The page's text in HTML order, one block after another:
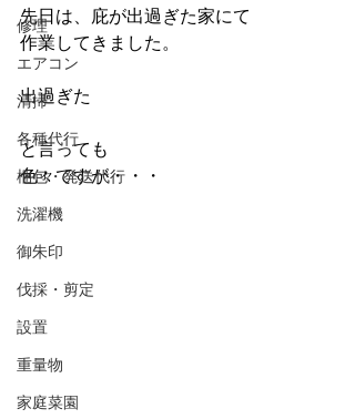
修理
エアコン
清掃
各種代行
梱包・発送代行
洗濯機
御朱印
伐採・剪定
設置
重量物
家庭菜園
先日は、庇が出過ぎた家にて
作業してきました。
出過ぎた
と言っても
色々ですが・・・